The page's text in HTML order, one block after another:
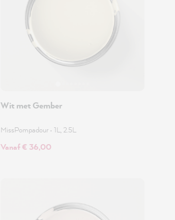
Wit met Gember
MissPompadour • 1L, 2.5L
Vanaf € 36,00